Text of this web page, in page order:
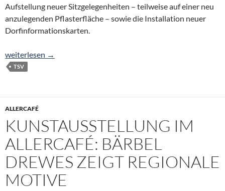
Aufstellung neuer Sitzgelegenheiten – teilweise auf einer neu
anzulegenden Pflasterfläche – sowie die Installation neuer
Dorfinformationskarten.
Dorfplatz-Umgestaltung startet im Juni
weiterlesen →
TSV
ALLERCAFÉ
KUNSTAUSSTELLUNG IM
ALLERCAFÉ: BÄRBEL
DREWES ZEIGT REGIONALE
MOTIVE